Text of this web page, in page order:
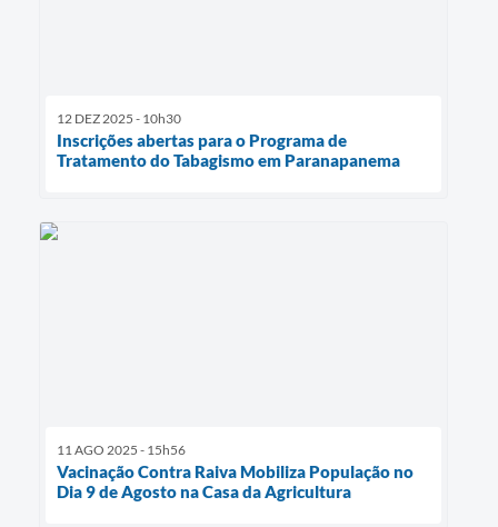
12 DEZ 2025 - 10h30
Inscrições abertas para o Programa de
Tratamento do Tabagismo em Paranapanema
11 AGO 2025 - 15h56
Vacinação Contra Raiva Mobiliza População no
Dia 9 de Agosto na Casa da Agricultura